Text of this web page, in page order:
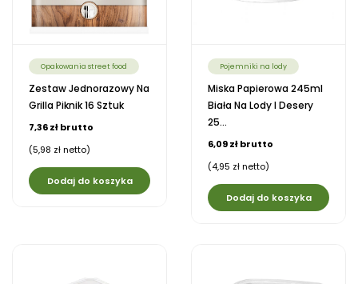
Opakowania street food
Zestaw Jednorazowy Na
Grilla Piknik 16 Sztuk
7,36 zł brutto
(5,98 zł netto)
Dodaj do koszyka
Pojemniki na lody
Miska Papierowa 245ml
Biała Na Lody I Desery
25...
6,09 zł brutto
(4,95 zł netto)
Dodaj do koszyka